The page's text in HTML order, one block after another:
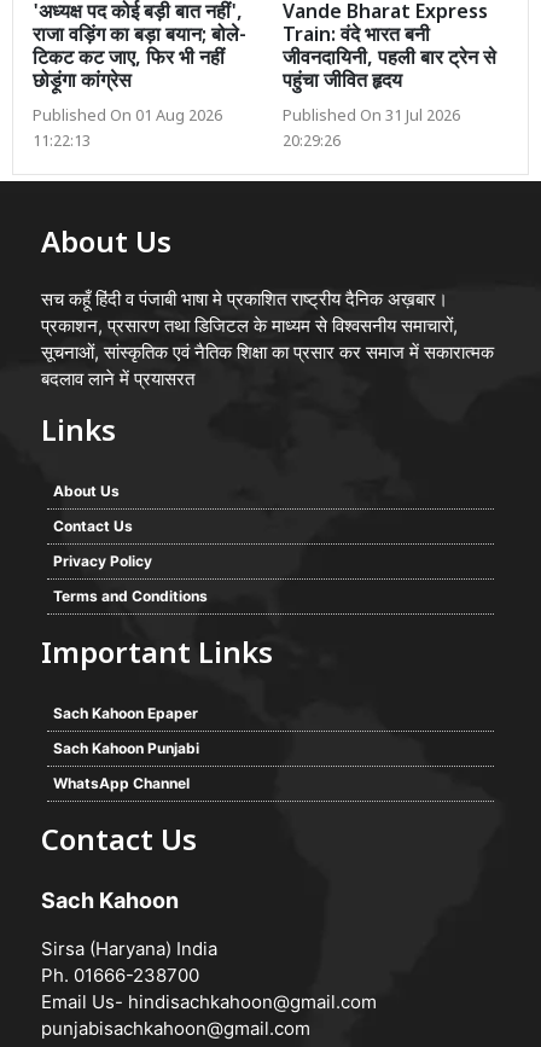
'अध्यक्ष पद कोई बड़ी बात नहीं',
राजा वड़िंग का बड़ा बयान; बोले-
टिकट कट जाए, फिर भी नहीं
छोड़ूंगा कांग्रेस
Published On 01 Aug 2026
11:22:13
Vande Bharat Express
Train: वंदे भारत बनी
जीवनदायिनी, पहली बार ट्रेन से
पहुंचा जीवित हृदय
Published On 31 Jul 2026
20:29:26
About Us
सच कहूँ हिंदी व पंजाबी भाषा मे प्रकाशित राष्ट्रीय दैनिक अख़बार।
प्रकाशन, प्रसारण तथा डिजिटल के माध्यम से विश्वसनीय समाचारों,
सूचनाओं, सांस्कृतिक एवं नैतिक शिक्षा का प्रसार कर समाज में सकारात्मक
बदलाव लाने में प्रयासरत
Links
About Us
Contact Us
Privacy Policy
Terms and Conditions
Important Links
Sach Kahoon Epaper
Sach Kahoon Punjabi
WhatsApp Channel
Contact Us
Sach Kahoon
Sirsa (Haryana) India
Ph. 01666-238700
Email Us- hindisachkahoon@gmail.com
punjabisachkahoon@gmail.com